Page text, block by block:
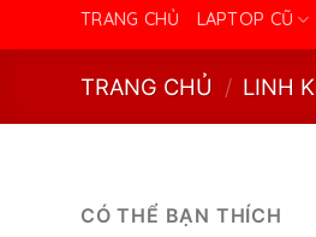
TRANG CHỦ LAPTOP CŨ
TRANG CHỦ / LINH
CÓ THỂ BẠN THÍCH